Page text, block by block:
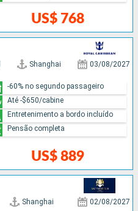
US$ 768
Shanghai 03/08/2027
US$ 889
-60% no segundo passageiro
Até -$650/cabine
Entretenimento a bordo incluído
Pensão completa
Shanghai 02/08/2027